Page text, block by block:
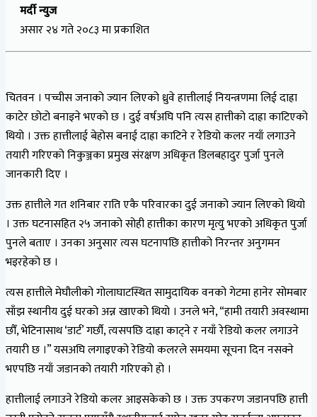
मर्दी न्युज
असार २४ गते २०८३ मा प्रकाशित
चितवन । पच्चीस जनाको ज्यान लिएको ध्रुवे हात्तीलाई नियन्त्रणमा लिई दाह्रा
काटेर छोटो बनाइने भएको छ । दुई वर्षअघि पनि त्यस हात्तीको दाह्रा काटिएको
थियो । उक्त हात्तीलाई बेहोस बनाई दाह्रा काटिने र रेडियो कलर नयाँ लगाउने
तयारी गरिएको निकुञ्जका प्रमुख संरक्षण अधिकृत डिलबहादुर पुर्जा पुनले
जानकारी दिए ।
उक्त हात्तीले गत शनिबार राति एकै परिवारका दुई जनाको ज्यान लिएको थियो
। उक्त घटनासहित २५ जनाको सोही हात्तीका कारण मृत्यु भएको अधिकृत पुर्जा
पुनले बताए । उनका अनुसार त्यस घटनापछि हात्तीको निरन्तर अनुगमन
भइरहेको छ ।
त्यस हात्तीले मेघौलीको गोलाघाटस्थित सामुदायिक वनको गेटमा हानेर सोमबार
साँझ स्थानीय दुई घरको अन्न खाएको थियो । उनले भने, “हामी तयारी अवस्थामा
छौँ, भेटिनासाथ ‘डार्ट’ गर्छौ, त्यसपछि दाह्रा काट्ने र नयाँ रेडियो कलर लगाउने
तयारी छ ।” यसअघि लगाइएको रेडियो कलरले समयमा सूचना दिन नसक्ने
भएपछि नयाँ जडानको तयारी गरिएको हो ।
हात्तीलाई लगाउने रेडियो कलर आइसकेको छ । उक्त उपकरण जडानपछि हात्ती